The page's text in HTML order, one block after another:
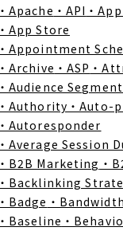
・Apache ・API ・
・App Store
・Appointment
・Archive ・ASP ・
・Audience
・Authority ・Auto-
・Autoresponder
・Average Session
・B2B Marketing ・
・Backlinking
・Badge ・Bandwidth
・Baseline ・